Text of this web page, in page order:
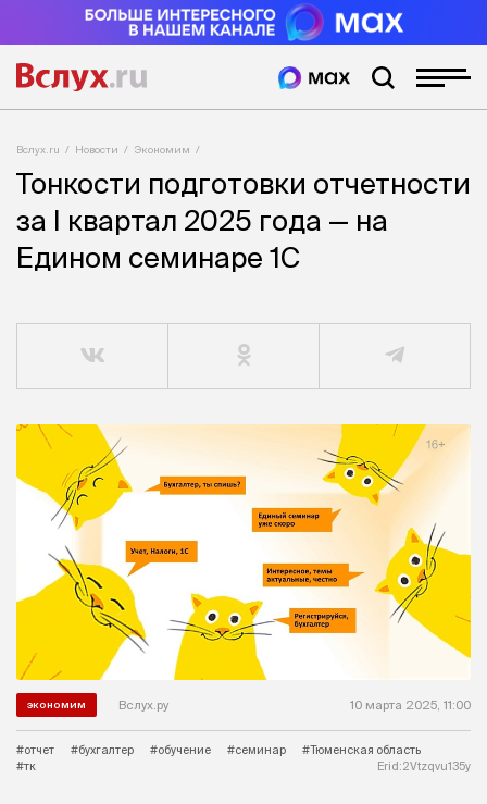
Вслух.ru Новости Экономим
Тонкости подготовки отчетности
за I квартал 2025 года — на
Едином семинаре 1С
экономим Вслух.ру 10 марта 2025, 11:00
#отчет #бухгалтер #обучение #семинар
#Тюменская область
#тк
Erid:2Vtzqvu135y